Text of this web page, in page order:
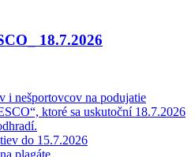
18.7.2026
i nešportovcov na podujatie
ktoré sa uskutoční 18.7.2026
do 15.7.2026
plagáte.